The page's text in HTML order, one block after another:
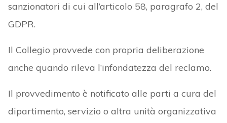
sanzionatori di cui all’articolo 58, paragrafo 2, del
GDPR.
Il Collegio provvede con propria deliberazione
anche quando rileva l’infondatezza del reclamo.
Il provvedimento è notificato alle parti a cura del
dipartimento, servizio o altra unità organizzativa